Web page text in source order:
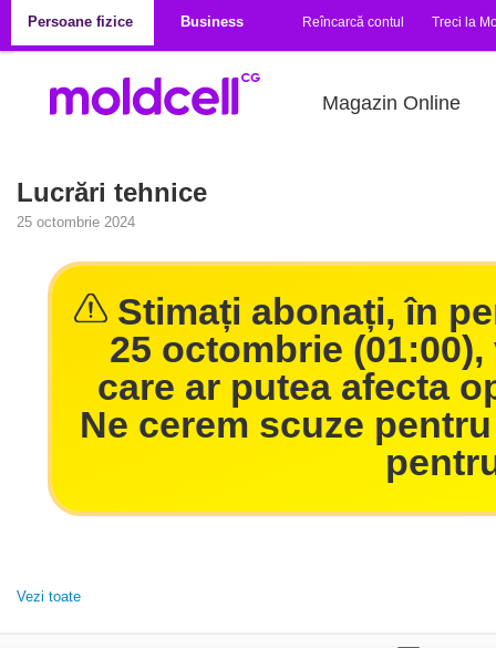
Persoane fizice
Business Reîncarcă contul Treci la
Magazin Online
Lucrări tehnice
25 octombrie 2024
Stimați abonați, în
25 octombrie
care ar putea afecta
Ne cerem scuze
Vezi toate